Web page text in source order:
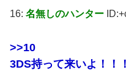
16: 名無しのハンター
>>10
3DS持って来いよ！！！